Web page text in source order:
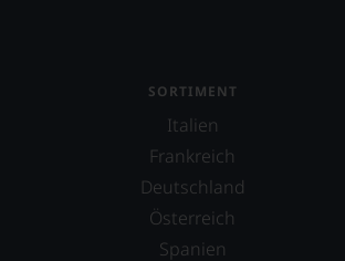
SORTIMENT
Italien
Frankreich
Deutschland
Österreich
Spanien